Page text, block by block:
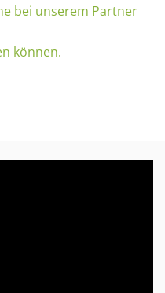
bei unserem Partner
können.